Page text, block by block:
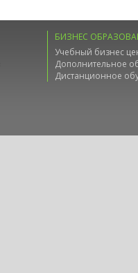
БИЗНЕС
Учебный бизнес
Дополнительное
Дистанционное